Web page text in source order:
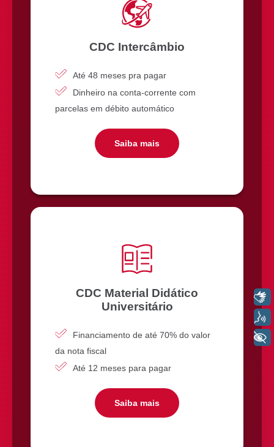
CDC Intercâmbio
Até 48 meses pra pagar
Dinheiro na conta-corrente com
parcelas em débito automático
Saiba mais
CDC Material Didático
Universitário
Financiamento de até 70% do valor
da nota fiscal
Até 12 meses para pagar
Saiba mais
+ Acessibilidade